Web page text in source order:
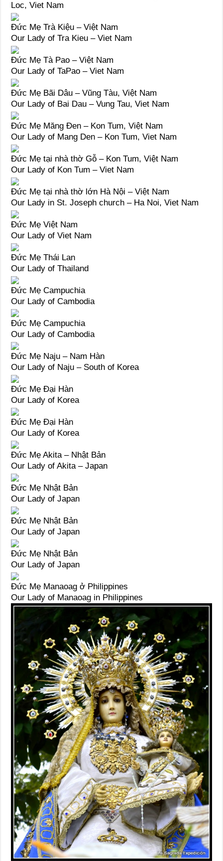
Loc, Viet Nam
Đức Mẹ Trà Kiệu – Việt Nam
Our Lady of Tra Kieu – Viet Nam
Đức Mẹ Tà Pao – Việt Nam
Our Lady of TaPao – Viet Nam
Đức Mẹ Bãi Dâu – Vũng Tàu, Việt Nam
Our Lady of Bai Dau – Vung Tau, Viet Nam
Đức Mẹ Măng Đen – Kon Tum, Việt Nam
Our Lady of Mang Den – Kon Tum, Viet Nam
Đức Mẹ tại nhà thờ Gỗ – Kon Tum, Việt Nam
Our Lady of Kon Tum – Viet Nam
Đức Mẹ tại nhà thờ lớn Hà Nội – Việt Nam
Our Lady in St. Joseph church – Ha Noi, Viet Nam
Đức Mẹ Việt Nam
Our Lady of Viet Nam
Đức Mẹ Thái Lan
Our Lady of Thailand
Đức Mẹ Campuchia
Our Lady of Cambodia
Đức Mẹ Campuchia
Our Lady of Cambodia
Đức Mẹ Naju – Nam Hàn
Our Lady of Naju – South of Korea
Đức Mẹ Đại Hàn
Our Lady of Korea
Đức Mẹ Đại Hàn
Our Lady of Korea
Đức Mẹ Akita – Nhật Bản
Our Lady of Akita – Japan
Đức Mẹ Nhật Bản
Our Lady of Japan
Đức Mẹ Nhật Bản
Our Lady of Japan
Đức Mẹ Nhật Bản
Our Lady of Japan
Đức Mẹ Manaoag ở Philippines
Our Lady of Manaoag in Philippines